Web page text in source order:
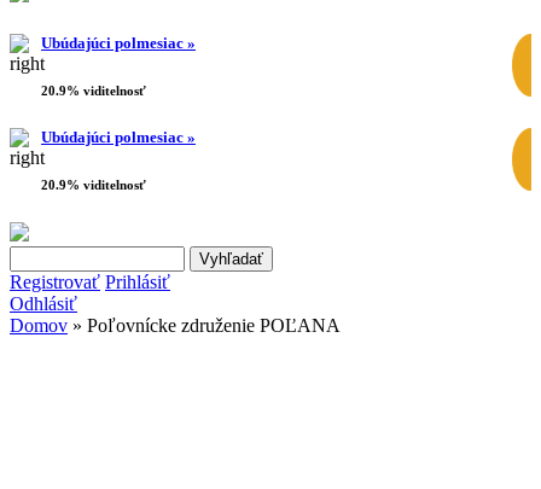
Ubúdajúci polmesiac »
20.9% viditelnosť
Ubúdajúci polmesiac »
20.9% viditelnosť
Vyhľadávanie
Registrovať Prihlásiť
Odhlásiť
Domov » Poľovnícke združenie POĽANA